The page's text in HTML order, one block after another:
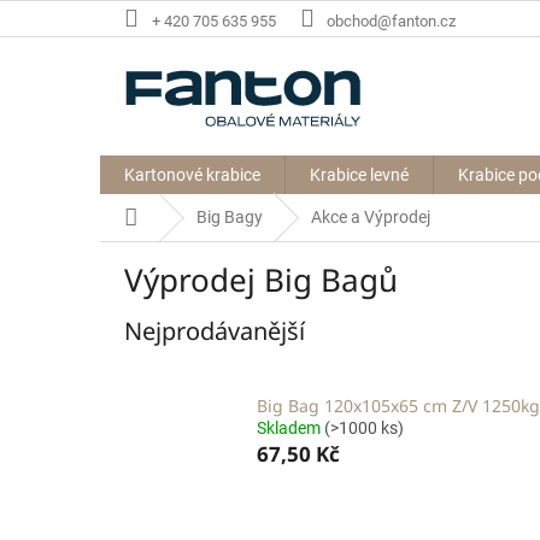
na
+ 420 705 635 955 obchod@fanton.cz
Kartonové krabice Krabice levné Krabice
Domů Big Bagy Akce a Výprodej
Výprodej Big Bagů
Nejprodávanější
Big Bag 120x105x65 cm Z/V 1250kg
Skladem (>1000 ks)
67,50 Kč